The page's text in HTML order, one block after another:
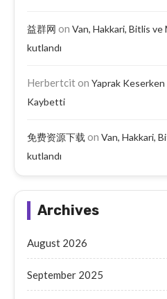
益群网 on Van, Hakkari, Bitlis ve
kutlandı
Herbertciton Yaprak Keserken
Kaybetti
免费资源下载 on Van, Hakkari,
kutlandı
Archives
August 2026
September 2025